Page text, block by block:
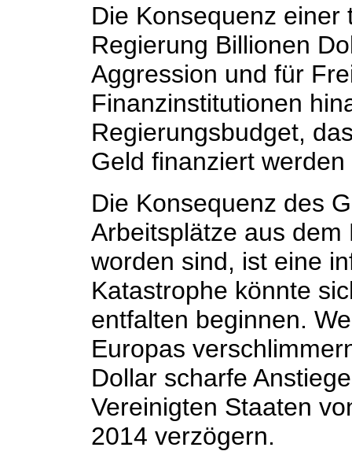
Die Konsequenz
Regierung Billionen
Aggression und für
Finanzinstitutionen
Regierungsbudget,
Geld finanziert werden
Die Konsequenz des
Arbeitsplätze aus
worden sind, ist eine
Katastrophe könnte
entfalten beginnen.
Europas
Dollar scharfe
Vereinigten Staaten
2014 verzögern.